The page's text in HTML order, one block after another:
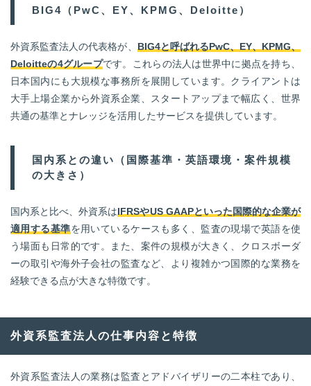
BIG4（PwC、EY、KPMG、Deloitte）
外資系監査法人の代表格が、 BIG4と呼ばれるPwC、EY、KPMG、
Deloitteの4グループです。これらの法人は世界中に拠点を持ち、
日本国内にも大規模な事務所を展開しています。クライアントは
大手上場企業から外資系企業、スタートアップまで幅広く、世界
共通の基準とナレッジを活用したサービスを提供しています。
国内系との違い（国際基準・英語環境・案件規模
の大きさ）
国内系と比べ、外資系はIFRSやUS GAAPといった国際的な企業が
適用する基準を用いているケースも多く、監査の現場で英語を使
う場面も日常的です。また、案件の規模が大きく、クロスボーダ
ーの取引や海外子会社の監査など、より複雑かつ国際的な業務を
経験できる点が大きな特徴です。
外資系監査法人の仕事内容と特徴
外資系監査法人の業務は監査とアドバイザリーの二本柱であり、